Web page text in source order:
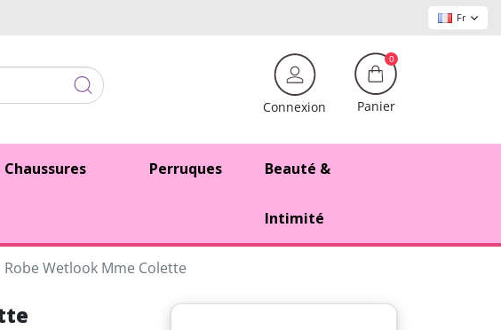
Fr
Connexion
0
Panier
Chaussures Perruques Beauté &
Intimité
Robe Wetlook Mme Colette